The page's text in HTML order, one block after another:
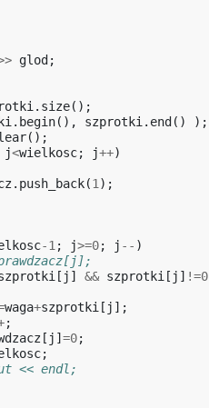
glod ;
. size();
. begin(), szprotki . end ()
);
();
j<wielkosc; j++)
. push_back(1 );
-1 ; j>=0; j -- )
[ j ] && szprotki [ j ] !=0
waga+szprotki [ j ];
;
[ j ] =0;
;
<< endl;